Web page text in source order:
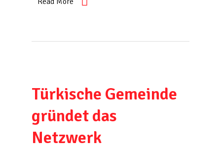
Türkische Gemeinde
gründet das
Netzwerk